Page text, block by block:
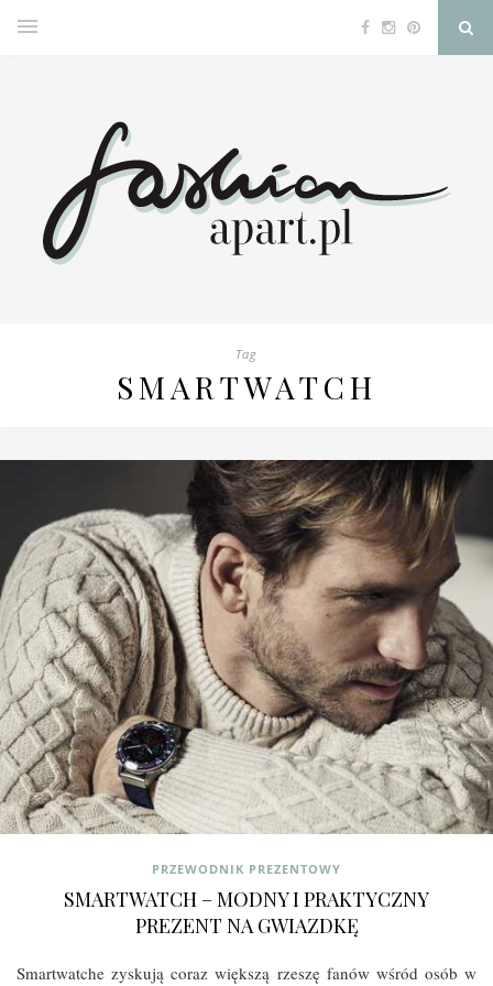
Tag
SMARTWATCH
PRZEWODNIK PREZENTOWY
SMARTWATCH – MODNY I PRAKTYCZNY
PREZENT NA GWIAZDKĘ
Smartwatche zyskują coraz większą rzeszę fanów wśród osób w